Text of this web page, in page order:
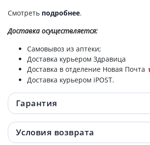
Бисопролол Сандоз таблетки п/о 5мг №90
Бисопролол Сандоз таблетки п/о 10мг
№90 (15х6)
Бисопролол-Тева таб 10мг №50
Бисопролол-Тева таблетки 5мг №90
Бисопролол-Тева таблетки 10мг №90
Смотреть подробнее.
Доставкаосуществляется:
Самовывоз из аптеки;
Доставка курьером Здравица
Доставка в отделение Новая Почта
Доставка курьером iPOST.
Гарантия
Условия возврата